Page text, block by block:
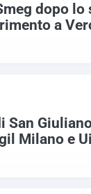
dopo
a
San
Milano e